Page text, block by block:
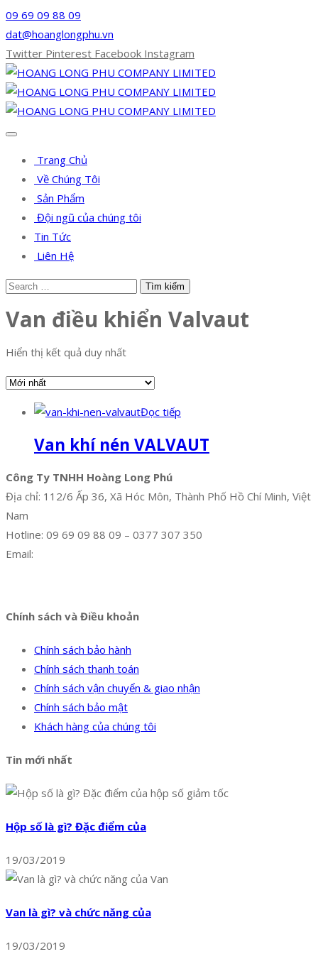
09 69 09 88 09
dat@hoanglongphu.vn
Twitter Pinterest Facebook Instagram
Trang Chủ
Về Chúng Tôi
Sản Phẩm
Đội ngũ của chúng tôi
Tin Tức
Liên Hệ
Van điều khiển Valvaut
Hiển thị kết quả duy nhất
Đọc tiếp
Van khí nén VALVAUT
Công Ty TNHH Hoàng Long Phú
Địa chỉ: 112/6 Ấp 36, Xã Hóc Môn, Thành Phố Hồ Chí Minh, Việt
Nam
Hotline: 09 69 09 88 09 – 0377 307 350
Email:
Chính sách và Điều khoản
Chính sách bảo hành
Chính sách thanh toán
Chính sách vận chuyển & giao nhận
Chính sách bảo mật
Khách hàng của chúng tôi
Tin mới nhất
Hộp số là gì? Đặc điểm của
19/03/2019
Van là gì? và chức năng của
19/03/2019